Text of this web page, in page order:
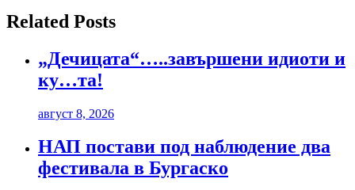
Related Posts
„Дечицата“…..завършени идиоти и
ку…та!
август 8, 2026
НАП постави под наблюдение два
фестивала в Бургаско